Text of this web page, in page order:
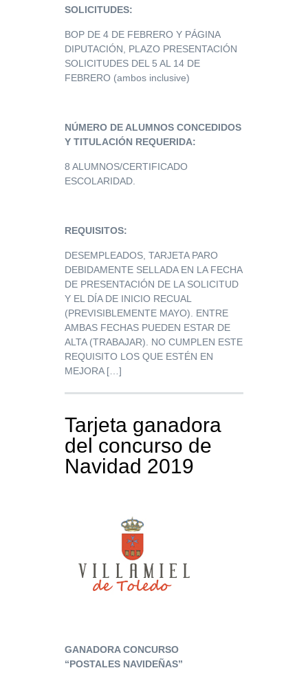
SOLICITUDES:
BOP DE 4 DE FEBRERO Y PÁGINA
DIPUTACIÓN, PLAZO PRESENTACIÓN
SOLICITUDES DEL 5 AL 14 DE
FEBRERO (ambos inclusive)
NÚMERO DE ALUMNOS CONCEDIDOS
Y TITULACIÓN REQUERIDA:
8 ALUMNOS/CERTIFICADO
ESCOLARIDAD.
REQUISITOS:
DESEMPLEADOS, TARJETA PARO
DEBIDAMENTE SELLADA EN LA FECHA
DE PRESENTACIÓN DE LA SOLICITUD
Y EL DÍA DE INICIO RECUAL
(PREVISIBLEMENTE MAYO). ENTRE
AMBAS FECHAS PUEDEN ESTAR DE
ALTA (TRABAJAR). NO CUMPLEN ESTE
REQUISITO LOS QUE ESTÉN EN
MEJORA […]
Tarjeta ganadora
del concurso de
Navidad 2019
GANADORA CONCURSO
“POSTALES NAVIDEÑAS”